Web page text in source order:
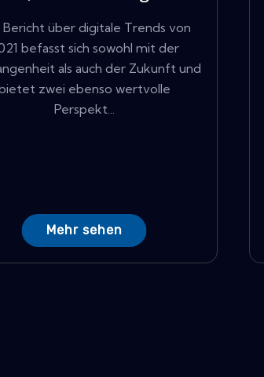
Bericht über digitale Trends von
befasst sich sowohl mit der
als auch der Zukunft und
zwei ebenso wertvolle
Perspekt...
Mehr sehen